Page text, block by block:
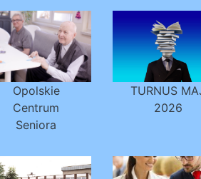
Opolskie
Centrum
Seniora
TURNUS
2026